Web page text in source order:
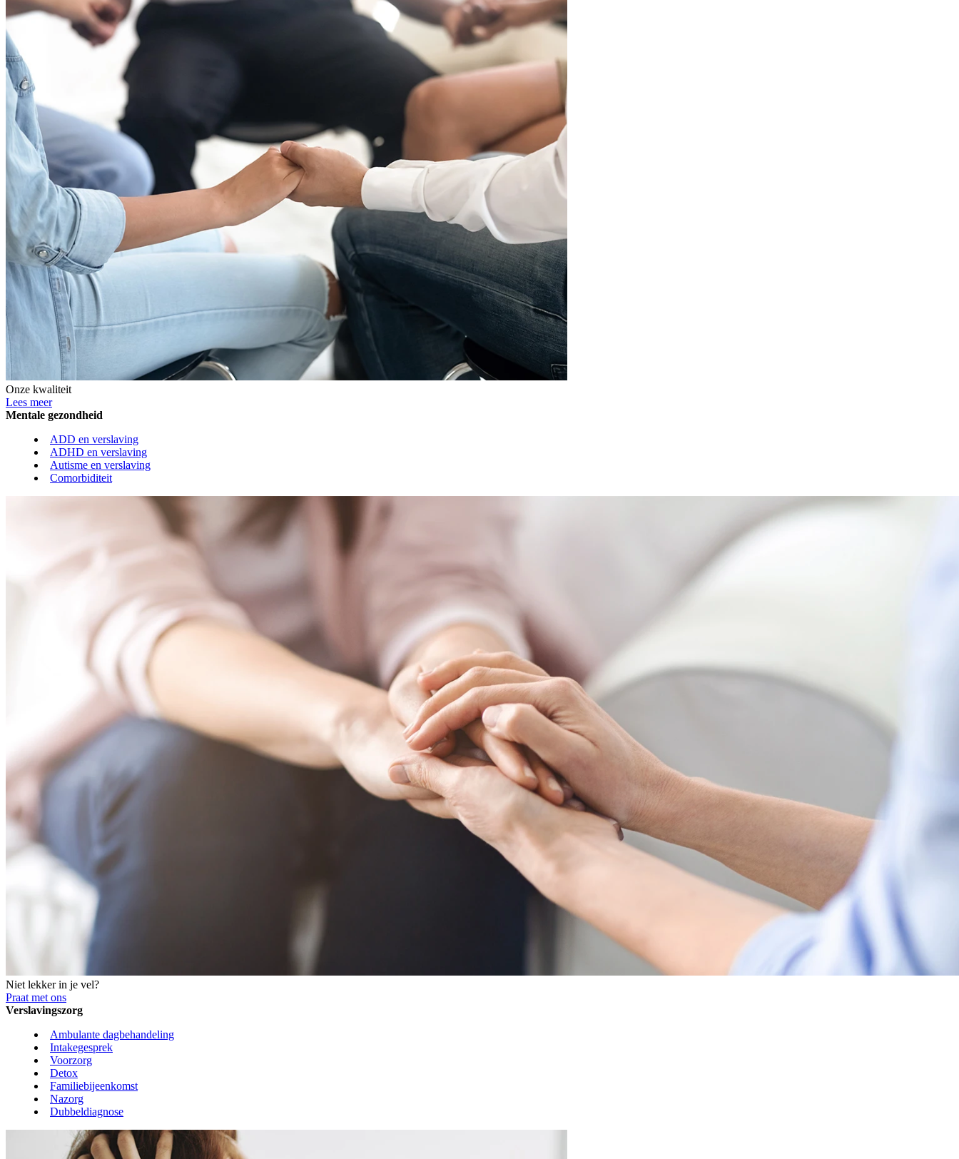
Onze kwaliteit
Lees meer
Mentale gezondheid
ADD en verslaving
ADHD en verslaving
Autisme en verslaving
Comorbiditeit
Niet lekker in je vel?
Praat met ons
Verslavingszorg
Ambulante dagbehandeling
Intakegesprek
Voorzorg
Detox
Familiebijeenkomst
Nazorg
Dubbeldiagnose